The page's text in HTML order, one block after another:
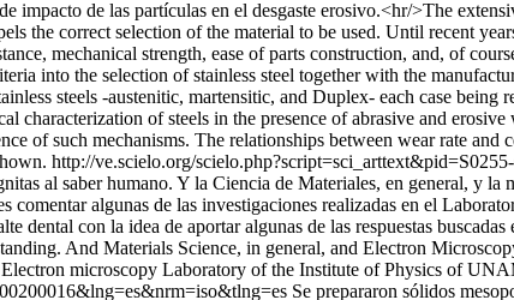
impacto de las partículas en el desgaste erosivo.<hr/>The
the correct selection of the material to be used. Until recent
mechanical strength, ease of parts construction, and, of
into the selection of stainless steel together with the
steels -austenitic, martensitic, and Duplex- each case being
of steels in the presence of abrasive and
of such mechanisms. The relationships between wear rate and
http://ve.scielo.org/
al saber humano. Y la Ciencia de Materiales, en general, y
algunas de las investigaciones realizadas en el
con la idea de aportar algunas de las respuestas
And Materials Science, in general, and Electron
microscopy Laboratory of the Institute of Physics of
Se prepararon sólidos